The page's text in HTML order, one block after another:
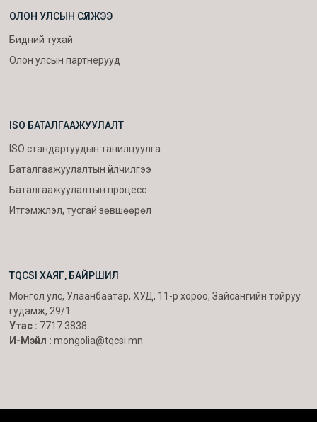
ОЛОН УЛСЫН СҮЛЖЭЭ
Бидний тухай
Олон улсын партнерууд
ISO БАТАЛГААЖУУЛАЛТ
ISO стандартуудын танилцуулга
Баталгаажуулалтын үйлчилгээ
Баталгаажуулалтын процесс
Итгэмжлэл, тусгай зөвшөөрөл
TQCSI ХАЯГ, БАЙРШИЛ
Монгол улс, Улаанбаатар, ХУД, 11-р хороо, Зайсангийн тойруу
гудамж, 29/1.
Утас : 7717 3838
И-Мэйл : mongolia@tqcsi.mn